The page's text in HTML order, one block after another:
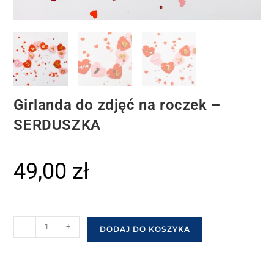
Girlanda do zdjęć na roczek –
SERDUSZKA
49,00 zł
- + DODAJ DO KOSZYKA